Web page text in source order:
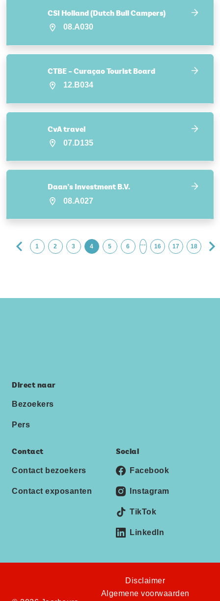
CSI Holland (Dutch Bull Campers)
08.A030
CTBE – Curaçao Tourist Board
12.B034
CvA travel
07.D135
Daan’s Investment B.V.
08.A027
1 2 3 4 5 6 … 16 17 18
Direct naar
Bezoekers
Pers
Contact
Contact bezoekers
Contact exposanten
Social
Facebook
Instagram
TikTok
LinkedIn
Disclaimer
Algemene voorwaarden